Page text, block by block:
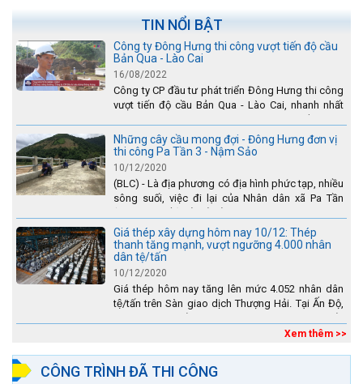
TIN NỔI BẬT
Công ty Đông Hưng thi công vượt tiến độ cầu
Bản Qua - Lào Cai
16/08/2022
Công ty CP đầu tư phát triển Đông Hưng thi công
vượt tiến độ cầu Bản Qua - Lào Cai, nhanh nhất
Lào Cai.
Những cây cầu mong đợi - Đông Hưng đơn vị
thi công Pa Tần 3 - Nậm Sảo
10/12/2020
(BLC) - Là địa phương có địa hình phức tạp, nhiều
sông suối, việc đi lại của Nhân dân xã Pa Tần
lũ....
Giá thép xây dựng hôm nay 10/12: Thép
thanh tăng mạnh, vượt ngưỡng 4.000 nhân
dân tệ/tấn
10/12/2020
Giá thép hôm nay tăng lên mức 4.052 nhân dân
tệ/tấn trên Sàn giao dịch Thượng Hải. Tại Ấn Độ,
Xem thêm >>
CÔNG TRÌNH ĐÃ THI CÔNG